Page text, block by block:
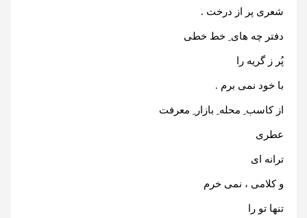
شعری پر از درخت .
دفتر چه های ِ خط خطی
پُر ز گریه را
با خود نمی برم .
از کاسب ِ محله ِ بازار ِ معرفت
عطری
ترانه ای
و کلامی ، نمی خرم
تنها تو را